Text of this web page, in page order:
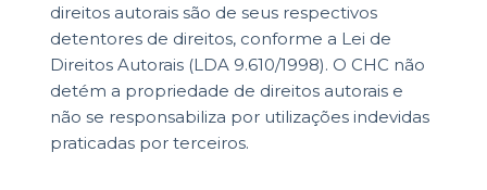
direitos autorais são de seus respectivos
detentores de direitos, conforme a Lei de
Direitos Autorais (LDA 9.610/1998). O CHC não
detém a propriedade de direitos autorais e
não se responsabiliza por utilizações indevidas
praticadas por terceiros.